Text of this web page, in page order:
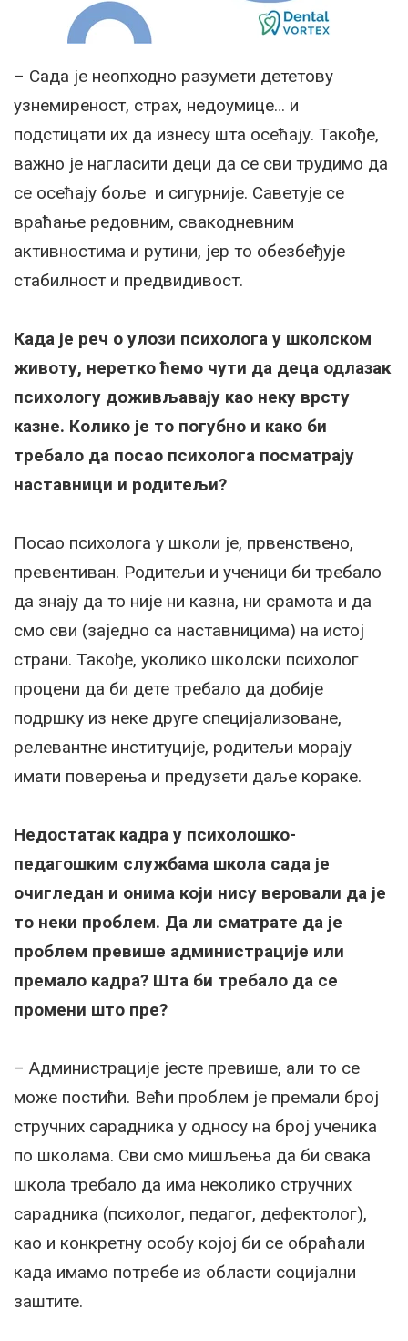
– Сада је неопходно разумети дететову
узнемиреност, страх, недоумице… и
подстицати их да изнесу шта осећају. Такође,
важно је нагласити деци да се сви трудимо да
се осећају боље и сигурније. Саветује се
враћање редовним, свакодневним
активностима и рутини, јер то обезбеђује
стабилност и предвидивост.
Када је реч о улози психолога у школском
животу, неретко ћемо чути да деца одлазак
психологу доживљавају као неку врсту
казне. Колико је то погубно и како би
требало да посао психолога посматрају
наставници и родитељи?
Посао психолога у школи је, првенствено,
превентиван. Родитељи и ученици би требало
да знају да то није ни казна, ни срамота и да
смо сви (заједно са наставницима) на истој
страни. Такође, уколико школски психолог
процени да би дете требало да добије
подршку из неке друге специјализоване,
релевантне институције, родитељи морају
имати поверења и предузети даље кораке.
Недостатак кадра у психолошко-
педагошким службама школа сада је
очигледан и онима који нису веровали да је
то неки проблем. Да ли сматрате да је
проблем превише администрације или
премало кадра? Шта би требало да се
промени што пре?
– Администрације јесте превише, али то се
може постићи. Већи проблем је премали број
стручних сарадника у односу на број ученика
по школама. Сви смо мишљења да би свака
школа требало да има неколико стручних
сарадника (психолог, педагог, дефектолог),
као и конкретну особу којој би се обраћали
када имамо потребе из области социјални
заштите.